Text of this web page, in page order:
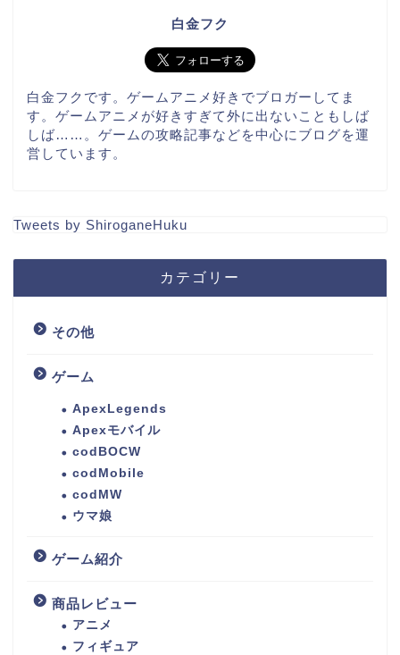
白金フク
白金フクです。ゲームアニメ好きでブロガーしてま
す。ゲームアニメが好きすぎて外に出ないこともしば
しば……。ゲームの攻略記事などを中心にブログを運
営しています。
Tweets by ShiroganeHuku
カテゴリー
その他
ゲーム
ApexLegends
Apexモバイル
codBOCW
codMobile
codMW
ウマ娘
ゲーム紹介
商品レビュー
アニメ
フィギュア